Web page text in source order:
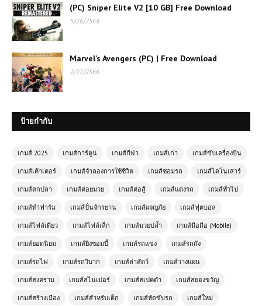
(PC) Sniper Elite V2 [10 GB] Free Download
5/26/2568
Marvel’s Avengers (PC) | Free Download
2/27/2566
ป้ายกำกับ
เกมส์ 2025 เกมส์การ์ตูน เกมส์กีฬา เกมส์เก่า เกมส์ขับเครื่องบิน
เกมส์เค้าเตอร์ เกมส์จำลองการใช้ชีวิต เกมส์ซ่อมรถ เกมส์ไดโนเสาร์
เกมส์ตกปลา เกมส์ต่อยมวย เกมส์ต่อสู้ เกมส์แต่งรถ เกมส์ทั่วไป
เกมส์ทำฟาร์ม เกมส์ปั่นจักรยาน เกมส์ผจญภัย เกมส์ฟุตบอล
เกมส์ไฟล์เดียว เกมส์ไฟล์เล็ก เกมส์มวยปล้ำ เกมส์มือถือ (Mobile)
เกมส์ยอดนิยม เกมส์ยิงซอมบี้ เกมส์รถแข่ง เกมส์รถถัง
เกมส์รถไฟ เกมส์รถวิบาก เกมส์ล่าสัตว์ เกมส์วางแผน
เกมส์สงคราม เกมส์สไนเปอร์ เกมส์สเปคต่ำ เกมส์สยองขวัญ
เกมส์สร้างเมือง เกมส์สำหรับเด็ก เกมส์หัดขับรถ เกมส์ใหม่
โหลดเกมส์ (PC) Call of Duty WW
ภาค 2 | 46 GB
โหลดเกมส์ PUBG Mobile เอาชีวิต
รอดสุดระทึกกลางสมรภูมิแห่งความ
มันส์
เกมส์ออนไลน์ Anime Fighters CR
เกมส์ออนไลน์ Dockyard Tank
Parking รถถังน่าเล่นสุดมันส์
โหลดเกมส์ (PC) Monster Truck
สะใจบนทุกสนามสุดโหด
เกมส์ออนไลน์ฟรี Supercars Drift
คาร์